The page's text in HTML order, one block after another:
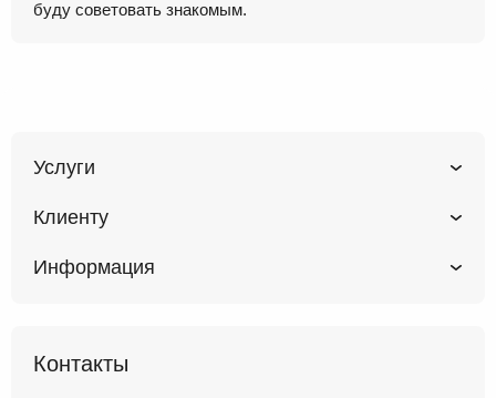
буду советовать знакомым.
Услуги
Клиенту
Информация
Контакты